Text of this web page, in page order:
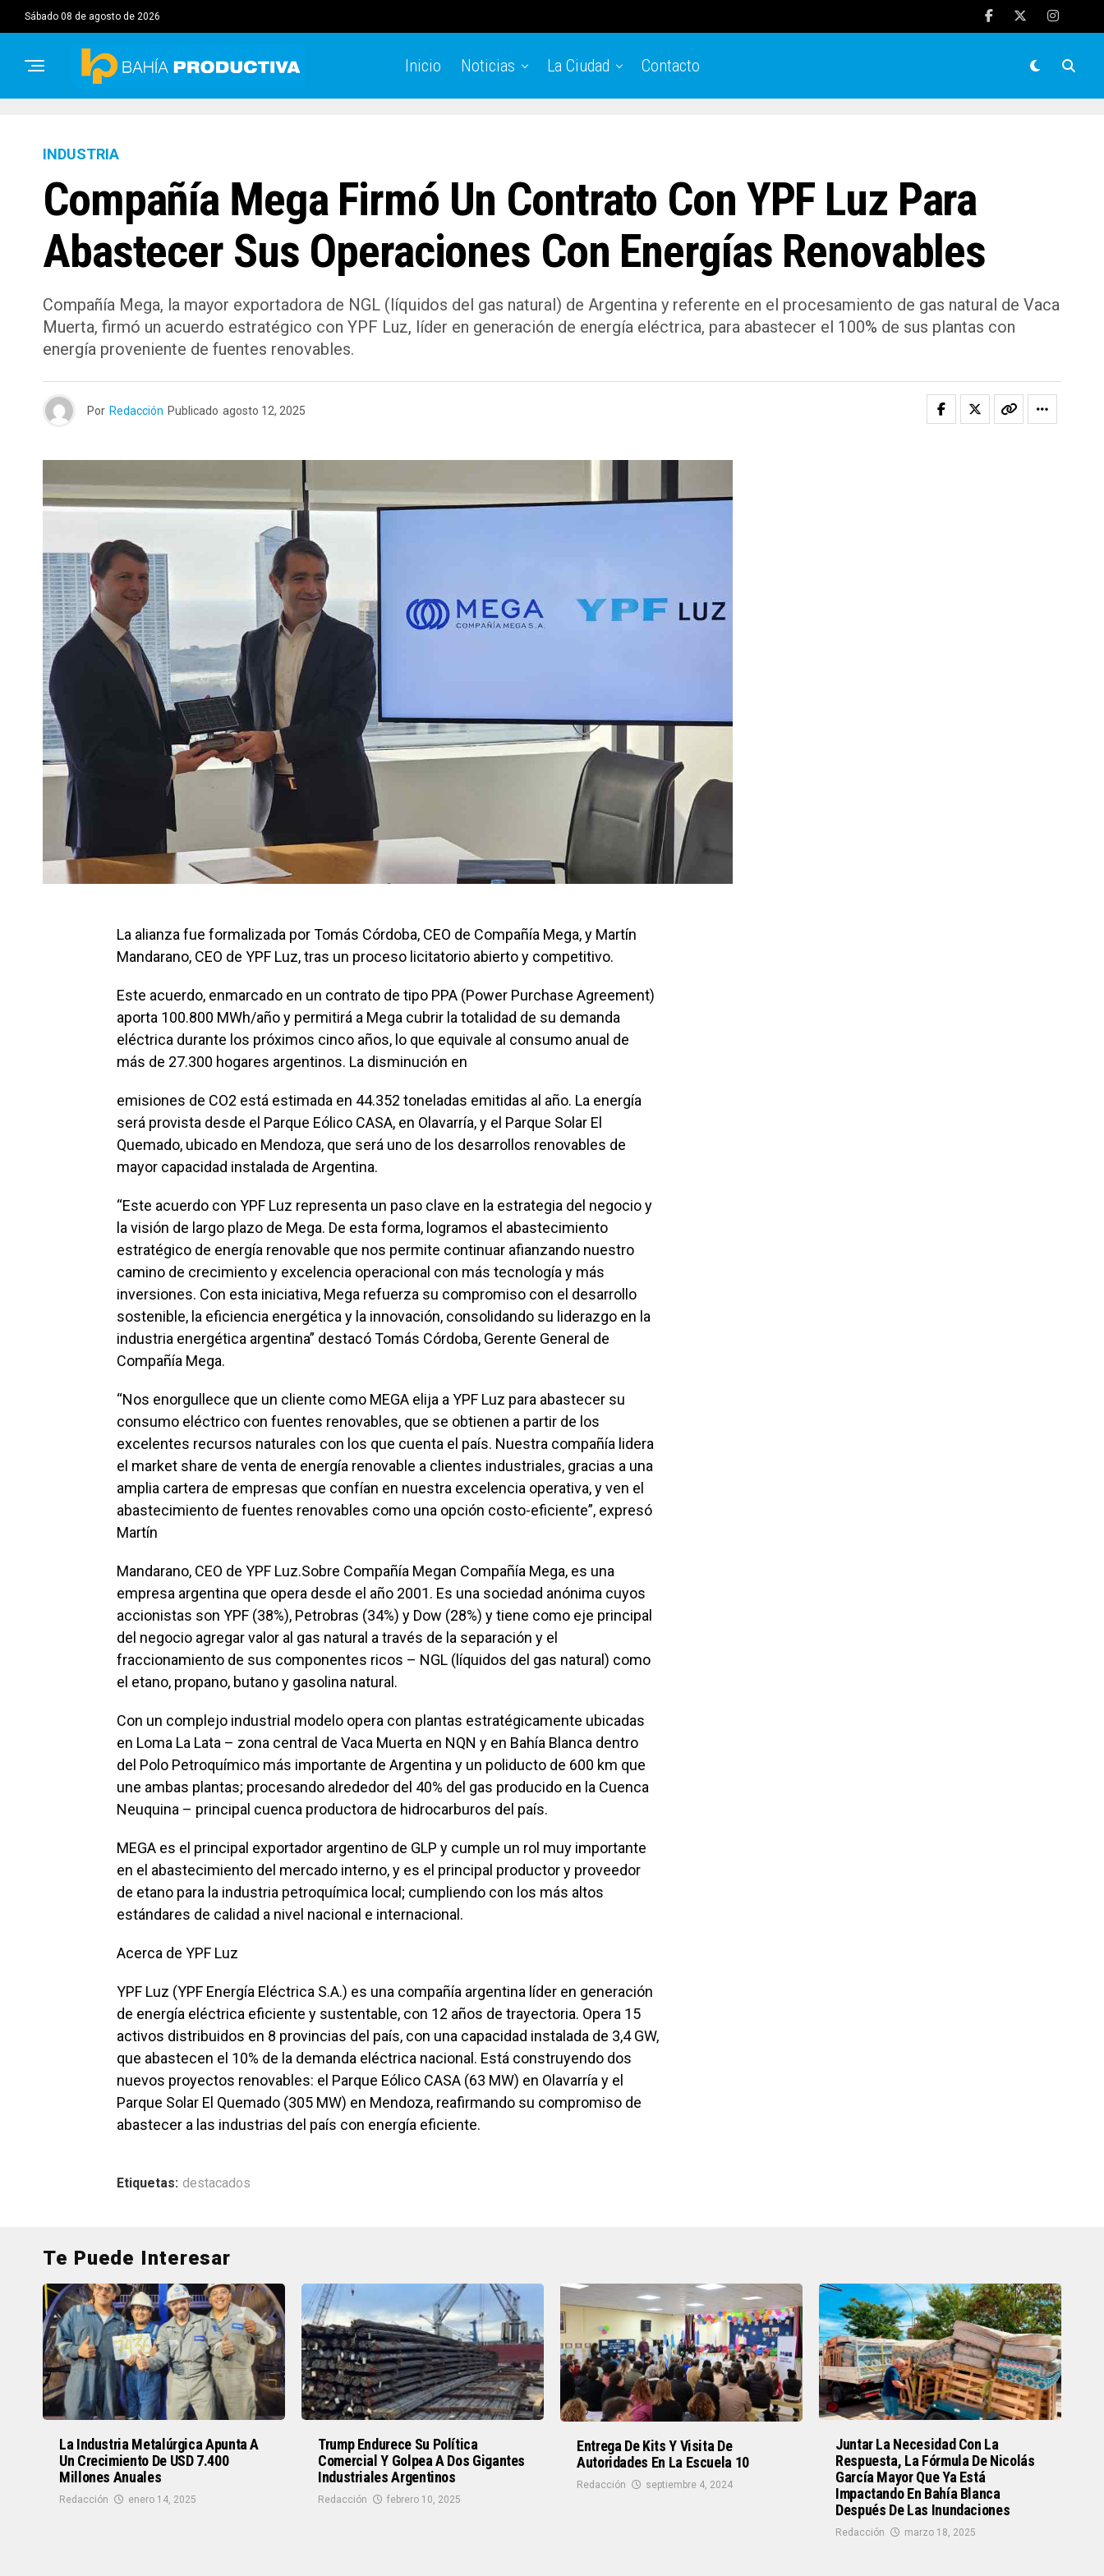
sábado 08 de agosto de 2026
Inicio Noticias La Ciudad Contacto
INDUSTRIA
Compañía Mega Firmó Un Contrato Con YPF Luz Para
Abastecer Sus Operaciones Con Energías Renovables
Compañía Mega, la mayor exportadora de NGL (líquidos del gas natural) de Argentina y referente en el procesamiento de gas natural de Vaca
Muerta, firmó un acuerdo estratégico con YPF Luz, líder en generación de energía eléctrica, para abastecer el 100% de sus plantas con
energía proveniente de fuentes renovables.
Por Redacción Publicado agosto 12, 2025
La alianza fue formalizada por Tomás Córdoba, CEO de Compañía Mega, y Martín
Mandarano, CEO de YPF Luz, tras un proceso licitatorio abierto y competitivo.
Este acuerdo, enmarcado en un contrato de tipo PPA (Power Purchase Agreement)
aporta 100.800 MWh/año y permitirá a Mega cubrir la totalidad de su demanda
eléctrica durante los próximos cinco años, lo que equivale al consumo anual de
más de 27.300 hogares argentinos. La disminución en
emisiones de CO2 está estimada en 44.352 toneladas emitidas al año. La energía
será provista desde el Parque Eólico CASA, en Olavarría, y el Parque Solar El
Quemado, ubicado en Mendoza, que será uno de los desarrollos renovables de
mayor capacidad instalada de Argentina.
“Este acuerdo con YPF Luz representa un paso clave en la estrategia del negocio y
la visión de largo plazo de Mega. De esta forma, logramos el abastecimiento
estratégico de energía renovable que nos permite continuar afianzando nuestro
camino de crecimiento y excelencia operacional con más tecnología y más
inversiones. Con esta iniciativa, Mega refuerza su compromiso con el desarrollo
sostenible, la eficiencia energética y la innovación, consolidando su liderazgo en la
industria energética argentina” destacó Tomás Córdoba, Gerente General de
Compañía Mega.
“Nos enorgullece que un cliente como MEGA elija a YPF Luz para abastecer su
consumo eléctrico con fuentes renovables, que se obtienen a partir de los
excelentes recursos naturales con los que cuenta el país. Nuestra compañía lidera
el market share de venta de energía renovable a clientes industriales, gracias a una
amplia cartera de empresas que confían en nuestra excelencia operativa, y ven el
abastecimiento de fuentes renovables como una opción costo-eficiente”, expresó
Martín
Mandarano, CEO de YPF Luz.Sobre Compañía Megan Compañía Mega, es una
empresa argentina que opera desde el año 2001. Es una sociedad anónima cuyos
accionistas son YPF (38%), Petrobras (34%) y Dow (28%) y tiene como eje principal
del negocio agregar valor al gas natural a través de la separación y el
fraccionamiento de sus componentes ricos – NGL (líquidos del gas natural) como
el etano, propano, butano y gasolina natural.
Con un complejo industrial modelo opera con plantas estratégicamente ubicadas
en Loma La Lata – zona central de Vaca Muerta en NQN y en Bahía Blanca dentro
del Polo Petroquímico más importante de Argentina y un poliducto de 600 km que
une ambas plantas; procesando alrededor del 40% del gas producido en la Cuenca
Neuquina – principal cuenca productora de hidrocarburos del país.
MEGA es el principal exportador argentino de GLP y cumple un rol muy importante
en el abastecimiento del mercado interno, y es el principal productor y proveedor
de etano para la industria petroquímica local; cumpliendo con los más altos
estándares de calidad a nivel nacional e internacional.
Acerca de YPF Luz
YPF Luz (YPF Energía Eléctrica S.A.) es una compañía argentina líder en generación
de energía eléctrica eficiente y sustentable, con 12 años de trayectoria. Opera 15
activos distribuidos en 8 provincias del país, con una capacidad instalada de 3,4 GW,
que abastecen el 10% de la demanda eléctrica nacional. Está construyendo dos
nuevos proyectos renovables: el Parque Eólico CASA (63 MW) en Olavarría y el
Parque Solar El Quemado (305 MW) en Mendoza, reafirmando su compromiso de
abastecer a las industrias del país con energía eficiente.
Etiquetas: destacados
Te Puede Interesar
La Industria Metalúrgica Apunta A
Un Crecimiento De USD 7.400
Millones Anuales
Redacción enero 14, 2025
Trump Endurece Su Política
Comercial Y Golpea A Dos Gigantes
Industriales Argentinos
Redacción febrero 10, 2025
Entrega De Kits Y Visita De
Autoridades En La Escuela 10
Redacción septiembre 4, 2024
Juntar La Necesidad Con La
Respuesta, La Fórmula De Nicolás
García Mayor Que Ya Está
Impactando En Bahía Blanca
Después De Las Inundaciones
Redacción marzo 18, 2025